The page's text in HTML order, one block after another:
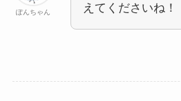
ぽんちゃん
えてくださいね！